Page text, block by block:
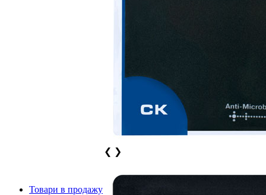
Товари в продажу
❮ ❯